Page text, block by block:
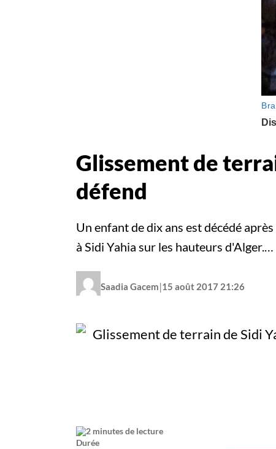
Glissement de
défend
Un enfant de dix ans est décédé
à Sidi Yahia sur les hauteurs d'Alger.…
Saadia Gacem|15 août 2017 21:26
2 minutes de lecture